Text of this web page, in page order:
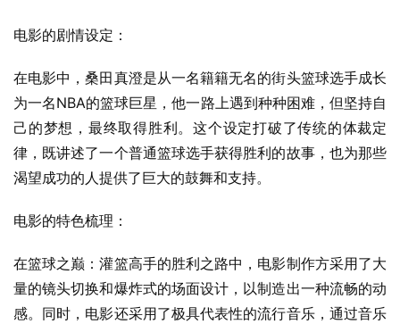
电影的剧情设定：
在电影中，桑田真澄是从一名籍籍无名的街头篮球选手成长
为一名NBA的篮球巨星，他一路上遇到种种困难，但坚持自
己的梦想，最终取得胜利。这个设定打破了传统的体裁定
律，既讲述了一个普通篮球选手获得胜利的故事，也为那些
渴望成功的人提供了巨大的鼓舞和支持。
电影的特色梳理：
在篮球之巅：灌篮高手的胜利之路中，电影制作方采用了大
量的镜头切换和爆炸式的场面设计，以制造出一种流畅的动
感。同时，电影还采用了极具代表性的流行音乐，通过音乐